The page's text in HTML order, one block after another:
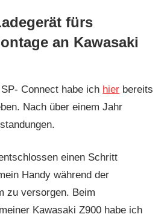
fürs
an Kawasaki
Connect habe ich hier bereits
Nach über einem Jahr
einen Schritt
Handy während der
zu versorgen. Beim
Kawasaki Z900 habe ich